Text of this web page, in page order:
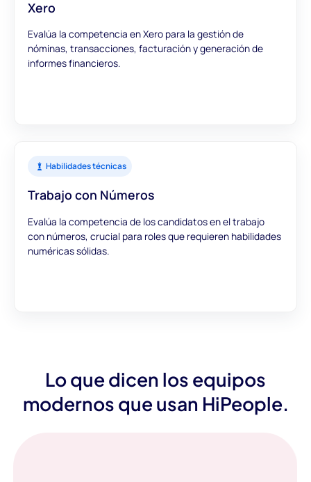
Xero
Evalúa la competencia en Xero para la gestión de
nóminas, transacciones, facturación y generación de
informes financieros.
Habilidades técnicas
Trabajo con Números
Evalúa la competencia de los candidatos en el trabajo
con números, crucial para roles que requieren habilidades
numéricas sólidas.
Lo que dicen los equipos
modernos que usan HiPeople.